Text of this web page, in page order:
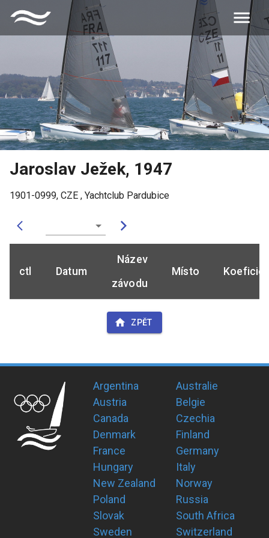
Jaroslav Ježek, 1947
1901-0999, CZE , Yachtclub Pardubice
ctl Datum
Název
závodu
Místo
ZPĚT
Argentina
Australie
Austria
Belgie
Canada
Czechia
Denmark
Finland
France
Germany
Hungary
Italy
New Zealand
Norway
Poland
Russia
Slovak
South Africa
Sweden
Switzerland